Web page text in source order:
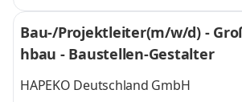
Bau-/Projektleiter(m/w/d) -
hbau - Baustellen-Gestalter
HAPEKO Deutschland GmbH